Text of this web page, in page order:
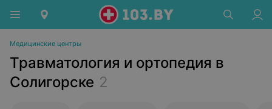
Медицинские центры
Травматология и ортопедия в
Солигорске 2